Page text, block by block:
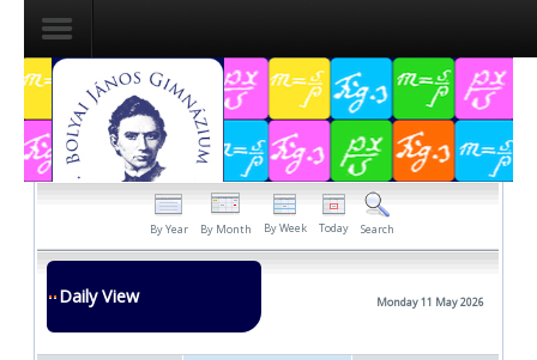
Dokumentumok
Felvételizőknek
By Year By Month By Week Today Search
Daily View Monday 11 May 2026